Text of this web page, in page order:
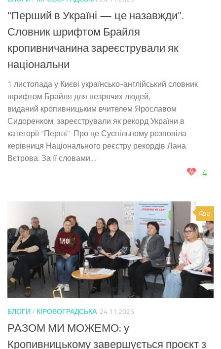
"Перший в Україні — це назавжди".
Словник шрифтом Брайля
кропивничанина зареєстрували як
національни
1 листопада у Києві українсько-англійський словник
шрифтом Брайля для незрячих людей,
виданий кропивницьким вчителем Ярославом
Сидоренком, зареєстрували як рекорд України в
категорії “Перші”. Про це Суспільному розповіла
керівниця Національного реєстру рекордів Лана
Вєтрова. За її словами,...
4
0
БЛОГИ / КІРОВОГРАДСЬКА 24.11.2025
РАЗОМ МИ МОЖЕМО: у
Кропивницькому завершується проєкт з